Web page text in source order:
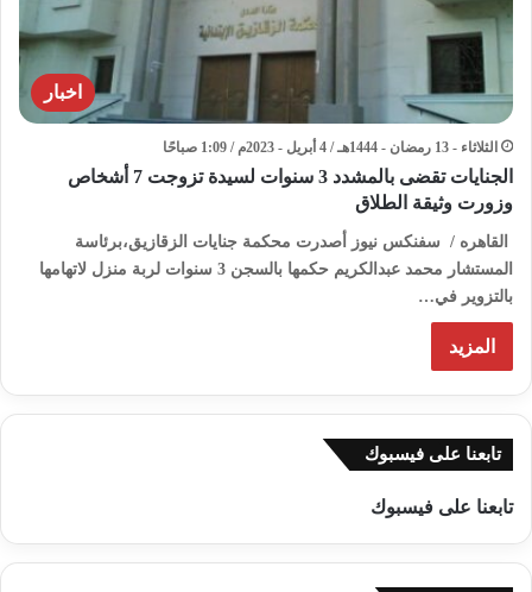
اخبار
الثلاثاء - 13 رمضان - 1444هـ / 4 أبريل - 2023م / 1:09 صباحًا
الجنايات تقضى بالمشدد 3 سنوات لسيدة تزوجت 7 أشخاص
وزورت وثيقة الطلاق
القاهره / سفنكس نيوز أصدرت محكمة جنايات الزقازيق،برئاسة
المستشار محمد عبدالكريم حكمها بالسجن 3 سنوات لربة منزل لاتهامها
بالتزوير في…
المزيد
تابعنا على فيسبوك
تابعنا على فيسبوك